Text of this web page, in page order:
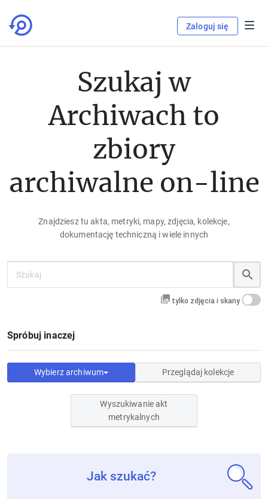
Zaloguj się
Szukaj w
Archiwach to
zbiory
archiwalne on-line
Znajdziesz tu akta, metryki, mapy, zdjęcia, kolekcje,
dokumentację techniczną i wiele innych
tylko zdjęcia i skany
Spróbuj inaczej
Wybierz archiwum Przeglądaj kolekcje
Wyszukiwanie akt
metrykalnych
Jak szukać?